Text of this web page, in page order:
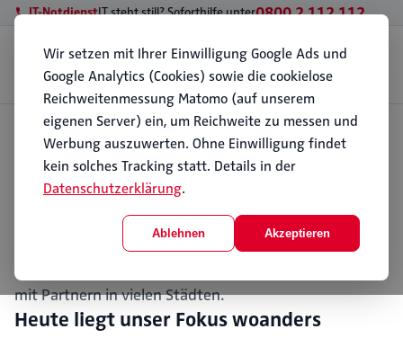
IT-NotdienstIT steht still? Soforthilfe unter0800 2 112 112
Geschäftskunden Privatkunden Standorte WissenÜber PC112
Kontakt
Über PC112 Geschichte (Franchise-System)
Franchise: ein Stück unserer
Geschichte
Die heutige PCFeuerwehr 1996 GmbH war einmal ein
Pionier des IT-Franchisings, über Jahre eines der
ältesten Vor-Ort-IT-Franchisesysteme Deutschlands,
mit Partnern in vielen Städten.
Heute liegt unser Fokus woanders
Wir setzen mit Ihrer Einwilligung Google Ads und
Google Analytics (Cookies) sowie die cookielose
Reichweitenmessung Matomo (auf unserem
eigenen Server) ein, um Reichweite zu messen und
Werbung auszuwerten. Ohne Einwilligung findet
kein solches Tracking statt. Details in der
Datenschutzerklärung.
Ablehnen Akzeptieren